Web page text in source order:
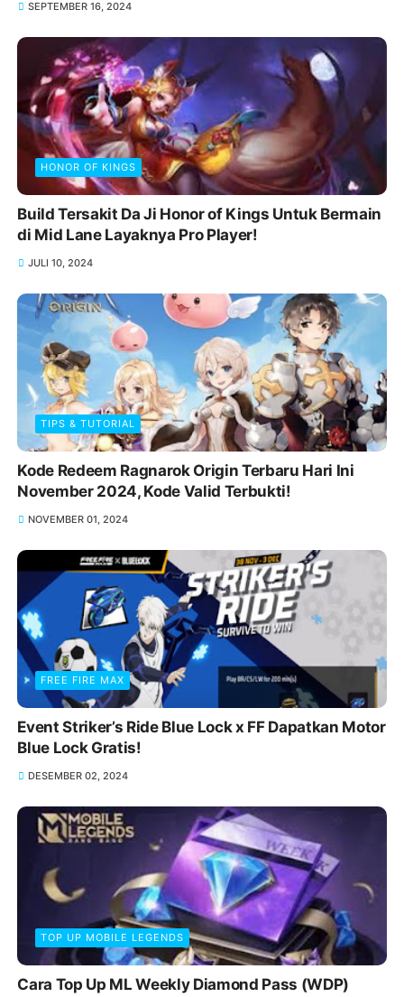
SEPTEMBER 16, 2024
HONOR OF KINGS
Build Tersakit Da Ji Honor of Kings Untuk Bermain
di Mid Lane Layaknya Pro Player!
JULI 10, 2024
TIPS & TUTORIAL
Kode Redeem Ragnarok Origin Terbaru Hari Ini
November 2024, Kode Valid Terbukti!
NOVEMBER 01, 2024
FREE FIRE MAX
Event Striker’s Ride Blue Lock x FF Dapatkan Motor
Blue Lock Gratis!
DESEMBER 02, 2024
TOP UP MOBILE LEGENDS
Cara Top Up ML Weekly Diamond Pass (WDP)